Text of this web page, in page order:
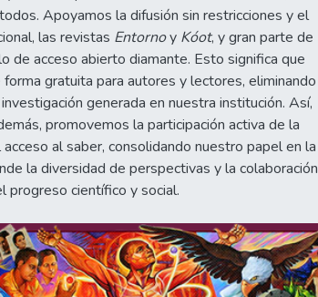
Apoyamos la difusión sin restricciones y el
las revistas Entornoy Kóot, y gran parte de
de acceso abierto diamante. Esto significa que
gratuita para autores y lectores, eliminando
generada en nuestra institución. Así,
promovemos la participación activa de la
al saber, consolidando nuestro papel en la
la diversidad de perspectivas y la colaboración
progreso científico y social.